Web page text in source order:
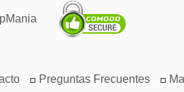
Preguntas Frecuentes